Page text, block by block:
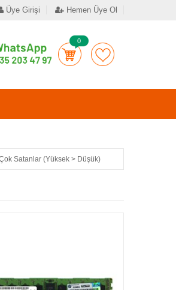
Üye Girişi Hemen Üye Ol
0
Satanlar (Yüksek > Düşük)